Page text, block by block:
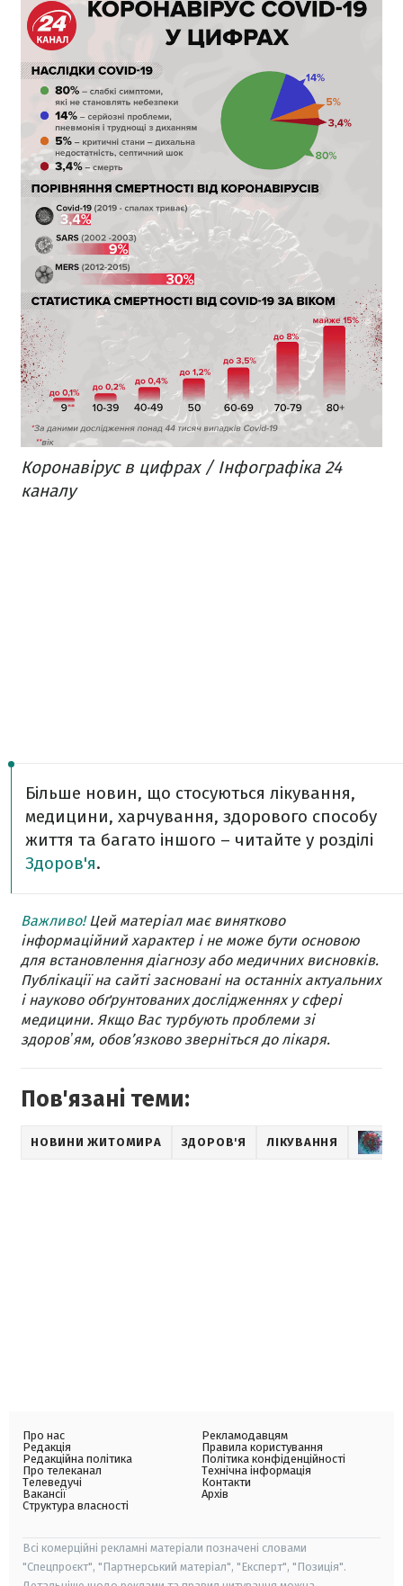
Коронавірус в цифрах / Інфографіка 24
каналу
Більше новин, що стосуються лікування,
медицини, харчування, здорового способу
життя та багато іншого – читайте у розділі
Здоров'я.
Важливо!Цей матеріал має винятково
інформаційний характер і не може бути основою
для встановлення діагнозу або медичних висновків.
Публікації на сайті засновані на останніх актуальних
і науково обґрунтованих дослідженнях у сфері
медицини. Якщо Вас турбують проблеми зі
здоровʼям, обов’язково зверніться до лікаря.
Пов'язані теми:
НОВИНИ ЖИТОМИРА ЗДОРОВ'Я ЛІКУВАННЯ
Про нас
Редакція
Редакційна політика
Про телеканал
Телеведучі
Вакансії
Структура власності
Рекламодавцям
Правила користування
Політика конфіденційності
Технічна інформація
Контакти
Архів
Всі комерційні рекламні матеріали позначені словами
"Спецпроєкт", "Партнерський матеріал", "Експерт", "Позиція".